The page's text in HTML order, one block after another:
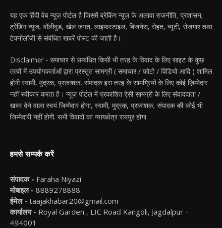
यह एक हिंदी वेब न्यूज़ पोर्टल है जिसमें ब्रेकिंग न्यूज़ के अलावा राजनीति, प्रशासन,
ट्रेंडिंग न्यूज, बॉलीवुड, खेल जगत, लाइफस्टाइल, बिजनेस, सेहत, ब्यूटी, रोजगार तथा
टेक्नोलॉजी से संबंधित खबरें पोस्ट की जाती है।
Disclaimer - समाचार से सम्बंधित किसी भी तरह के विवाद के लिए साइट के कुछ
तत्वों में उपयोगकर्ताओं द्वारा प्रस्तुत सामग्री ( समाचार / फोटो / विडियो आदि ) शामिल
होगी स्वामी, मुद्रक, प्रकाशक, संपादक इस तरह के सामग्रियों के लिए कोई ज़िम्मेदार
नहीं स्वीकार करता है। न्यूज़ पोर्टल में प्रकाशित ऐसी सामग्री के लिए संवाददाता /
खबर देने वाला स्वयं जिम्मेदार होगा, स्वामी, मुद्रक, प्रकाशक, संपादक की कोई भी
जिम्मेदारी नहीं होगी. सभी विवादों का न्यायक्षेत्र रायपुर होगा
हमसे सम्पर्क करें
संपादक - Faraha Niyazi
मोबाइल - 8889278888
ईमेल - taajakhabar20@gmail.com
कार्यालय - Royal Garden , LIC Road Kangoli, Jagdalpur -
494001